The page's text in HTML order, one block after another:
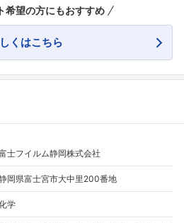
希望の方にもおすすめ
くはこちら
士フイルム静岡株式会社
岡県富士宮市大中里200番地
学